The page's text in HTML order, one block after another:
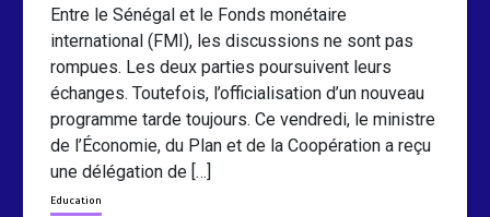
Entre le Sénégal et le Fonds monétaire
international (FMI), les discussions ne sont pas
rompues. Les deux parties poursuivent leurs
échanges. Toutefois, l’officialisation d’un nouveau
programme tarde toujours. Ce vendredi, le ministre
de l’Économie, du Plan et de la Coopération a reçu
une délégation de […]
Education